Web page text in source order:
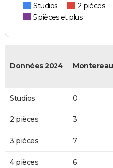
Studios 2 pièces
5 pièces et plus
Données 2024 Montereau
Studios 0
2 pièces 3
3 pièces 7
4 pièces 6